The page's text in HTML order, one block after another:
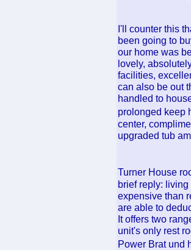
I'll counter this
been going to
our home was
lovely,
facilities,
can also be out
handled to
prolonged keep
center,
upgraded tub
Turner House
brief reply:
expensive than
are able to
It offers two
unit's only rest
Power Brat und